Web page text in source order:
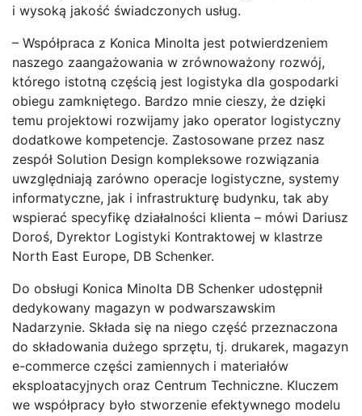
i wysoką jakość świadczonych usług.
– Współpraca z Konica Minolta jest potwierdzeniem
naszego zaangażowania w zrównoważony rozwój,
którego istotną częścią jest logistyka dla gospodarki
obiegu zamkniętego. Bardzo mnie cieszy, że dzięki
temu projektowi rozwijamy jako operator logistyczny
dodatkowe kompetencje. Zastosowane przez nasz
zespół Solution Design kompleksowe rozwiązania
uwzględniają zarówno operacje logistyczne, systemy
informatyczne, jak i infrastrukturę budynku, tak aby
wspierać specyfikę działalności klienta – mówi Dariusz
Doroś, Dyrektor Logistyki Kontraktowej w klastrze
North East Europe, DB Schenker.
Do obsługi Konica Minolta DB Schenker udostępnił
dedykowany magazyn w podwarszawskim
Nadarzynie. Składa się na niego część przeznaczona
do składowania dużego sprzętu, tj. drukarek, magazyn
e-commerce części zamiennych i materiałów
eksploatacyjnych oraz Centrum Techniczne. Kluczem
we współpracy było stworzenie efektywnego modelu